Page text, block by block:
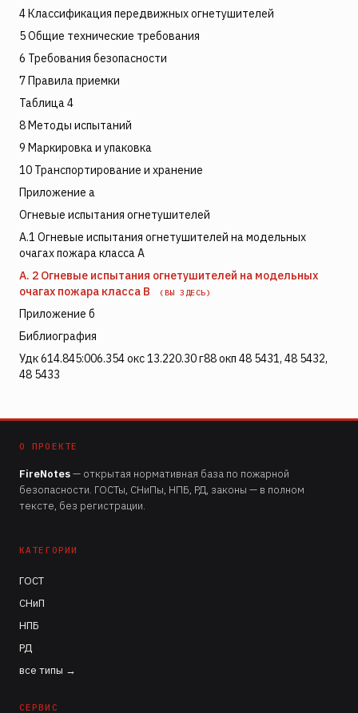
4 Классификация передвижных огнетушителей
5 Общие технические требования
6 Требования безопасности
7 Правила приемки
Таблица 4
8 Методы испытаний
9 Маркировка и упаковка
10 Транспортирование и хранение
Приложение а
Огневые испытания огнетушителей
А.1 Огневые испытания огнетушителей на модельных
очагах пожара класса А
А. 2 Огневые испытания огнетушителей на модельных
очагах пожара класса В
(ВЫ ЗДЕСЬ)
Приложение б
Библиография
Удк 614.845:006.354 окс 13.220.30 г88 окп 48 5431, 48 5432,
48 5433
О ПРОЕКТЕ
FireNotes— открытая нормативная база по пожарной
безопасности. ГОСТы, СНиПы, НПБ, РД, законы — в полном
тексте, без регистрации.
КАТЕГОРИИ
ГОСТ
СНиП
НПБ
РД
все типы →
СЕРВИС